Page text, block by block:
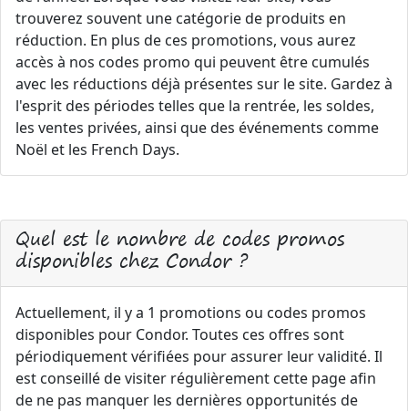
trouverez souvent une catégorie de produits en
réduction. En plus de ces promotions, vous aurez
accès à nos codes promo qui peuvent être cumulés
avec les réductions déjà présentes sur le site. Gardez à
l'esprit des périodes telles que la rentrée, les soldes,
les ventes privées, ainsi que des événements comme
Noël et les French Days.
Quel est le nombre de codes promos
disponibles chez Condor ?
Actuellement, il y a 1 promotions ou codes promos
disponibles pour Condor. Toutes ces offres sont
périodiquement vérifiées pour assurer leur validité. Il
est conseillé de visiter régulièrement cette page afin
de ne pas manquer les dernières opportunités de